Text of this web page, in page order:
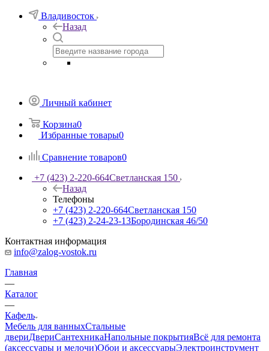
Владивосток
Назад
Личный кабинет
Корзина0
Избранные товары0
Сравнение товаров0
+7 (423) 2-220-664Светланская 150
Назад
Телефоны
+7 (423) 2-220-664Светланская 150
+7 (423) 2-24-23-13Бородинская 46/50
Контактная информация
info@zalog-vostok.ru
Главная
—
Каталог
—
Кафель
Мебель для ванныхСтальные
двериДвериСантехникаНапольные покрытияВсё для ремонта
(аксессуары и мелочи)Обои и аксессуарыЭлектроинструмент